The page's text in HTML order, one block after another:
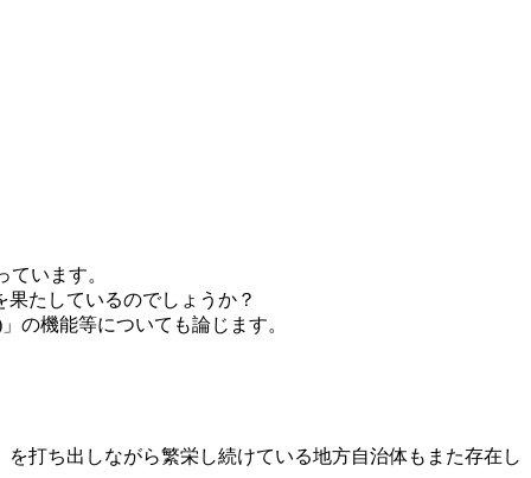
います。
たしているのでしょうか？
の機能等についても論じます。
打ち出しながら繁栄し続けている地方自治体もまた存在し